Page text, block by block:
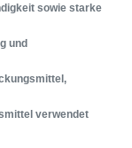
sowie starke
und
verwendet